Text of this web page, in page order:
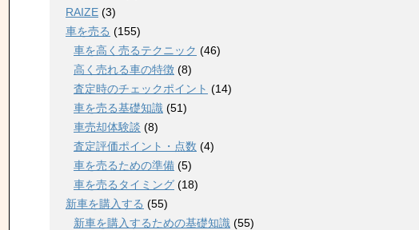
RAIZE (3)
車を売る (155)
車を高く売るテクニック (46)
高く売れる車の特徴 (8)
査定時のチェックポイント (14)
車を売る基礎知識 (51)
車売却体験談 (8)
査定評価ポイント・点数 (4)
車を売るための準備 (5)
車を売るタイミング (18)
新車を購入する (55)
新車を購入するための基礎知識 (55)